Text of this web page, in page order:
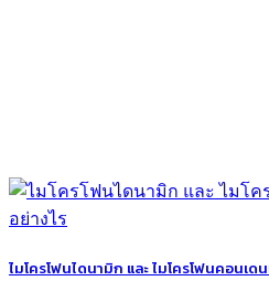
ไมโครโฟนไดนามิก และ ไมโครโฟนคอนเด